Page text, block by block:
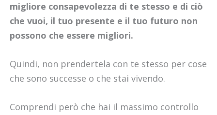
migliore consapevolezza di te stesso e di ciò
che vuoi, il tuo presente e il tuo futuro non
possono che essere migliori.
Quindi, non prendertela con te stesso per cose
che sono successe o che stai vivendo.
Comprendi però che hai il massimo controllo